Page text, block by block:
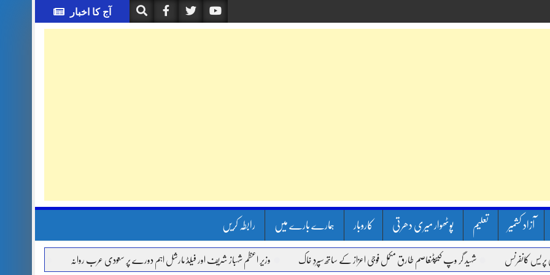
آج کا اخبار
آزاد کشمیر تعلیم پوٹھوار میری دھرتی کاروبار ہمارے بارے میں رابطہ کریں
شہید گر وپ کیپٹنعاصم طارق مکمل فوجی اعزاز کے ساتھ سپردِ خاک وزیر اعظم شہباز شریف اور فیلڈ مارشل اہم دورے پر سعودی عرب روانہ